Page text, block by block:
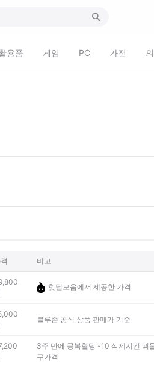
용품 게임 PC 가전
비고
핫딜모음에서 제공한 가격
블루존 공식 상품 판매가 기준
3주 만에 공복혈당 -10 삭제시킨 괴
구가격